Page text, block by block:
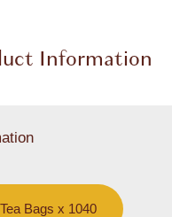
Information
Bags x 1040